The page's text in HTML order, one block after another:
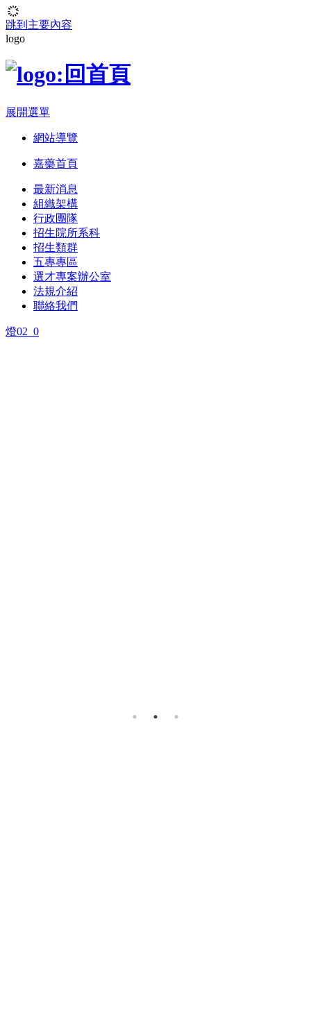
跳到主要內容
logo
展開選單
網站導覽
嘉藥首頁
最新消息
組織架構
行政團隊
招生院所系科
招生類群
五專專區
選才專案辦公室
法規介紹
聯絡我們